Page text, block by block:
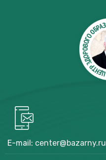
E-mail: center@bazarny.ru